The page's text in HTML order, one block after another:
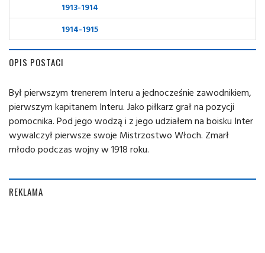
1913-1914
1914-1915
OPIS POSTACI
Był pierwszym trenerem Interu a jednocześnie zawodnikiem,
pierwszym kapitanem Interu. Jako piłkarz grał na pozycji
pomocnika. Pod jego wodzą i z jego udziałem na boisku Inter
wywalczył pierwsze swoje Mistrzostwo Włoch. Zmarł
młodo podczas wojny w 1918 roku.
REKLAMA